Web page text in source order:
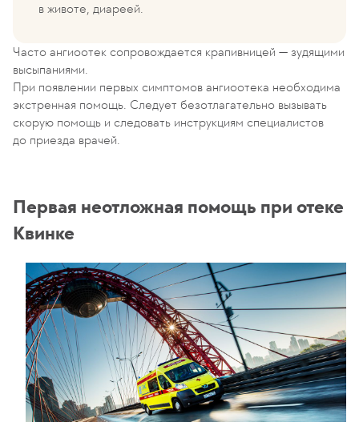
в животе, диареей.
Часто ангиоотек сопровождается крапивницей — зудящими
высыпаниями.
При появлении первых симптомов ангиоотека необходима
экстренная помощь. Следует безотлагательно вызывать
скорую помощь и следовать инструкциям специалистов
до приезда врачей.
Первая неотложная помощь при отеке
Квинке